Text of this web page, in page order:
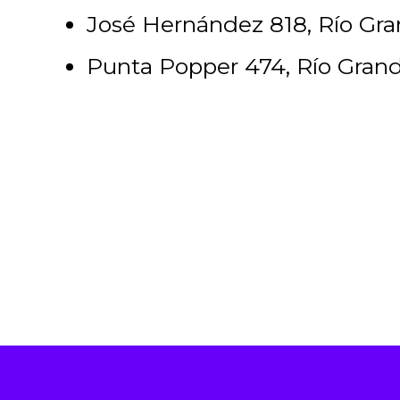
José Hernández 818, Río
Punta Popper 474, Río